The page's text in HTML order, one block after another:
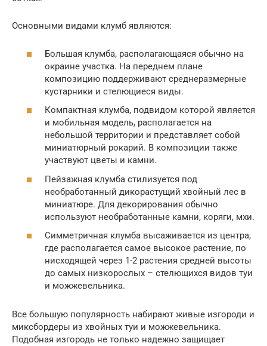
Основными видами клумб являются:
Большая клумба, располагающаяся обычно на
окраине участка. На переднем плане
композицию поддерживают среднеразмерные
кустарники и стелющиеся виды.
Компактная клумба, подвидом которой является
и мобильная модель, располагается на
небольшой территории и представляет собой
миниатюрный рокарий. В композиции также
участвуют цветы и камни.
Пейзажная клумба стилизуется под
необработанный дикорастущий хвойный лес в
миниатюре. Для декорирования обычно
используют необработанные камни, коряги, мхи.
Симметричная клумба высаживается из центра,
где располагается самое высокое растение, по
нисходящей через 1-2 растения средней высоты
до самых низкорослых – стелющихся видов туи
и можжевельника.
Все большую популярность набирают живые изгороди и
миксбордеры из хвойных туи и можжевельника.
Подобная изгородь не только надежно защищает